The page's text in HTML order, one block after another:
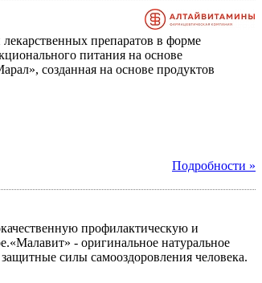
препаратов в форме
питания на основе
созданная на основе продуктов
Подробности »
профилактическую и
- оригинальное натуральное
силы самооздоровления человека.